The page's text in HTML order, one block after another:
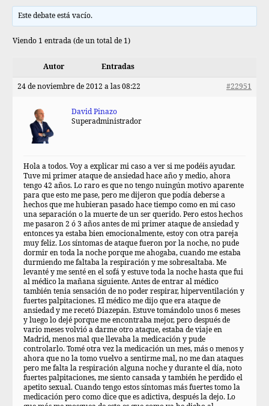
Este debate está vacío.
Viendo 1 entrada (de un total de 1)
Autor Entradas
24 de noviembre de 2012 a las 08:22 #22951
David Pinazo
Superadministrador
Hola a todos. Voy a explicar mi caso a ver si me podéis ayudar.
Tuve mi primer ataque de ansiedad hace año y medio, ahora
tengo 42 años. Lo raro es que no tengo nuingún motivo aparente
para que esto me pase, pero me dijeron que podía deberse a
hechos que me hubieran pasado hace tiempo como en mi caso
una separación o la muerte de un ser querido. Pero estos hechos
me pasaron 2 ó 3 años antes de mi primer ataque de ansiedad y
entonces ya estaba bien emocionalmente, estoy con otra pareja
muy feliz. Los síntomas de ataque fueron por la noche, no pude
dormir en toda la noche porque me ahogaba, cuando me estaba
durmiendo me faltaba la respiración y me sobresaltaba. Me
levanté y me senté en el sofá y estuve toda la noche hasta que fui
al médico la mañana siguiente. Antes de entrar al médico
también tenia sensación de no poder respirar, hiperventilación y
fuertes palpitaciones. El médico me dijo que era ataque de
ansiedad y me recetó Diazepán. Estuve tomándolo unos 6 meses
y luego lo dejé porque me encontraba mejor, pero después de
vario meses volvió a darme otro ataque, estaba de viaje en
Madrid, menos mal que llevaba la medicación y pude
controlarlo. Tomé otra vez la medicación un mes, más o menos y
ahora que no la tomo vuelvo a sentirme mal, no me dan ataques
pero me falta la respiración alguna noche y durante el día, noto
fuertes palpitaciones, me siento cansada y también he perdido el
apetito sexual. Cuando tengo estos síntomas más fuertes tomo la
medicación pero como dice que es adictiva, después la dejo. Lo